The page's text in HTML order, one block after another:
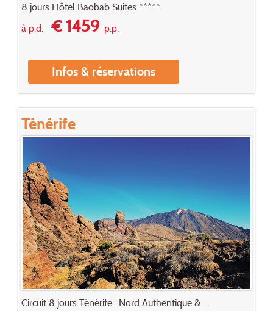
8 jours Hôtel Baobab Suites *****
à p.d.€ 1459p.p.
Infos & réservations
Ténérife
Circuit 8 jours Ténérife : Nord Authentique & ...